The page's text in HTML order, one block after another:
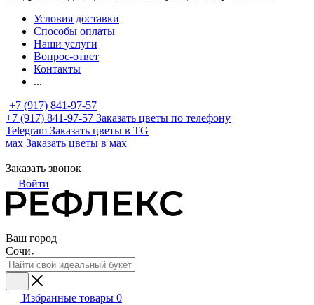
Условия доставки
Способы оплаты
Наши услуги
Вопрос-ответ
Контакты
...
+7 (917) 841-97-57
+7 (917) 841-97-57 Заказать цветы по телефону
Telegram Заказать цветы в TG
мах Заказать цветы в мах
Заказать звонок
Войти
Ваш город
Сочи
Избранные товары 0